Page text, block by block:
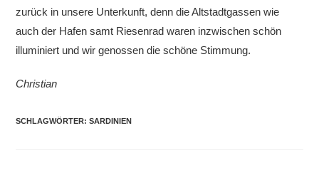
zurück in unsere Unterkunft, denn die Altstadtgassen wie
auch der Hafen samt Riesenrad waren inzwischen schön
illuminiert und wir genossen die schöne Stimmung.
Christian
SCHLAGWÖRTER:SARDINIEN